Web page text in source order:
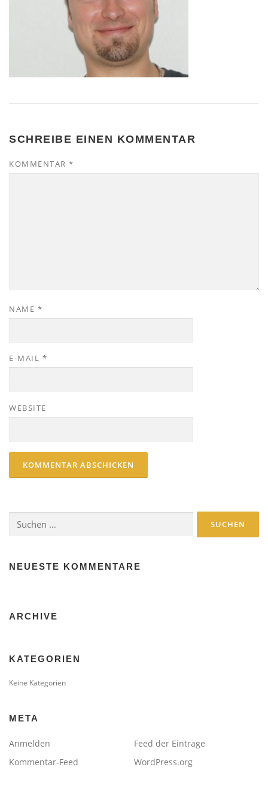
SCHREIBE EINEN KOMMENTAR
KOMMENTAR *
NAME *
E-MAIL *
WEBSITE
nach:
NEUESTE KOMMENTARE
ARCHIVE
KATEGORIEN
Keine Kategorien
META
Anmelden
Feed der Einträge
Kommentar-Feed
WordPress.org